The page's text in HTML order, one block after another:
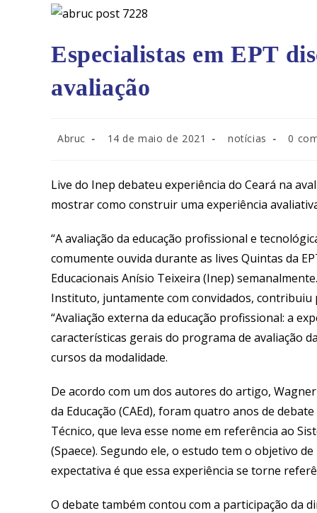
Especialistas em EPT
avaliação
Autor
Abruc
Post
14 de maio de 2021
Categoria
notícias 0
Live do Inep debateu experiência do Ceará na
mostrar como construir uma experiência
“A avaliação da educação profissional e
comumente ouvida durante as lives Quintas da
Educacionais Anísio Teixeira (Inep)
Instituto, juntamente com convidados, contribuiu
“Avaliação externa da educação profissional: a
características gerais do programa de avaliação
cursos da modalidade.
De acordo com um dos autores do artigo,
da Educação (CAEd), foram quatro anos de
Técnico, que leva esse nome em referência ao
(Spaece). Segundo ele, o estudo tem o objetivo
expectativa é que essa experiência se torne
O debate também contou com a participação da